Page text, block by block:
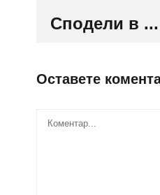
Сподели в ...
Оставете